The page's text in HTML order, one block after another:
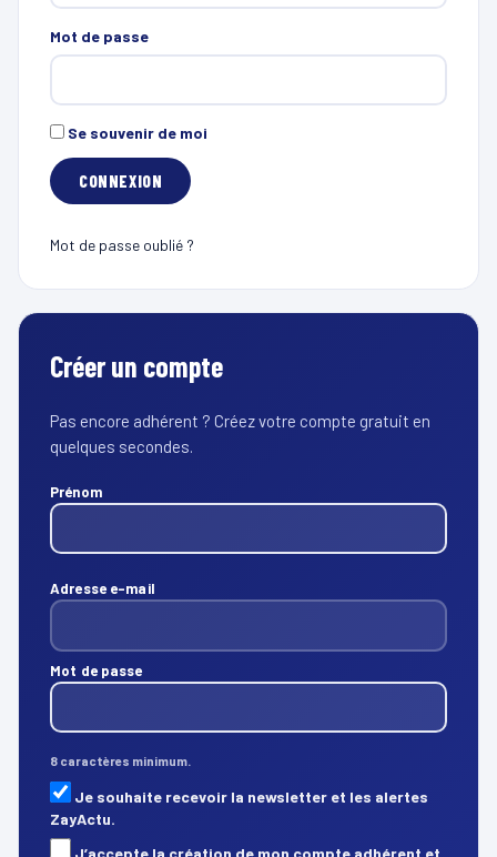
Mot de passe
Se souvenir de moi
Mot de passe oublié ?
Créer un compte
Pas encore adhérent ? Créez votre compte gratuit en
quelques secondes.
Prénom
Adresse e-mail
Mot de passe
8 caractères minimum.
Je souhaite recevoir la newsletter et les alertes
ZayActu.
J’accepte la création de mon compte adhérent et